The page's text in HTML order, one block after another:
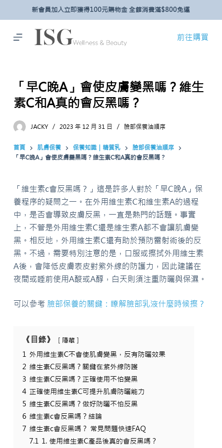
主
新會員加入立即獲得100元購物金 全館消費滿$800免運
前往購買
「早C晚A」會使皮膚變黑嗎？維生
素C和A真的會反黑嗎？
JACKY 2023 年 12 月 31 日 臉部保養油順序
首頁 肌膚保養 保養知識｜精質乳
臉部保養油順序
「早C晚A」會使皮膚變黑嗎？維生素C和A真的會反黑嗎？
「維生素c會反黑嗎？」這是許多人對於「早C晚A」保
養程序的疑問之一。在外用維生素C和維生素A的過程
中，是否會導致皮膚反黑，一直是熱門的話題。事實
上，不管是外用維生素C還是維生素A都不會讓肌膚變
黑。相反地，外用維生素C還有助於預防雷射術後的反
黑。不過，需要特別注意的是，口服或擦拭外用維生素
A後，會降低皮膚表皮對紫外線的防護力，因此建議在
夜間或睡前使用A酸或A醇，白天則須注重防曬與保濕。
可以參考 臉部保養的關鍵：瞭解臉部乳液什麼時候擦？
《目錄》 隱藏
1 外用維生素C不會使肌膚變黑，反有防曬效果
2 維生素C反黑嗎？關鍵在紫外線防護
3 維生素C反黑嗎？正確使用不怕變黑
4 正確使用維生素C可提升肌膚防曬能力
5 維生素C反黑嗎？做好防曬不怕反黑
6 維生素c會反黑嗎？結論
7 維生素c會反黑嗎？ 常見問題快速FAQ
7.1 1. 使用維生素C產品後真的會反黑嗎？